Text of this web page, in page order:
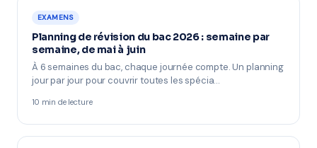
EXAMENS
Planning de révision du bac 2026 : semaine par
semaine, de mai à juin
À 6 semaines du bac, chaque journée compte. Un planning
jour par jour pour couvrir toutes les spécia…
10 min de lecture